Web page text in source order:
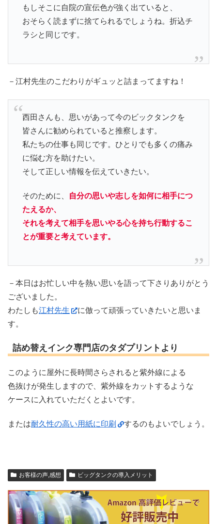
もしそこに自院の宣伝色が強く出ていると、
おそらく読まずに捨てられるでしょうね。折込チ
ラシと同じです。
－江村先生のこだわりがギュッと詰まってますね！
西田さんも、思いがあって今のビックタンクを
皆さんに勧められていると推察します。
私たちの仕事も同じです。ひとりでも多くの痛み
に悩む方を助けたい。
そして正しい情報を伝えていきたい。
そのために、
自分の思いや志しを如何に相手につ
たえるか、
それを考えて相手を思いやる心を持ち行動するこ
とが重要と考えています。
－本日はお忙しい中を熱い思いを語って下さりありがとう
ございました。
わたしも江村先生
に倣って頑張っていきたいと思いま
す。
詰め替えインク専門店のタダプリントより
このように屋外に長時間さらされると紫外線による
色抜けが発生しますので、紫外線をカットするような
ケースに入れていただくとよいです。
または耐久性の高い用紙に印刷 するのもよいでしょう。
お客様の声,感想 ビッグタンクの導入メリット